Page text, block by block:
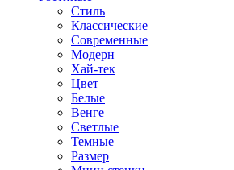
Стиль
Классические
Современные
Модерн
Хай-тек
Цвет
Белые
Венге
Светлые
Темные
Размер